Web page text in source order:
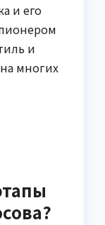
и его
и
многих